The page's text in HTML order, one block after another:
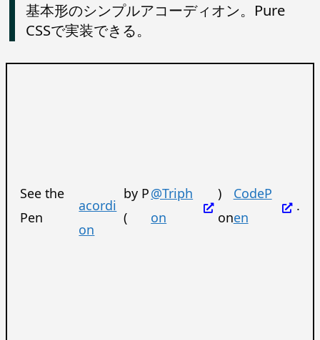
基本形のシンプルアコーディオン。Pure
CSSで実装できる。
See the
Pen
acordi
on
by P
(
@Triph
on
)
on
CodeP
en
.